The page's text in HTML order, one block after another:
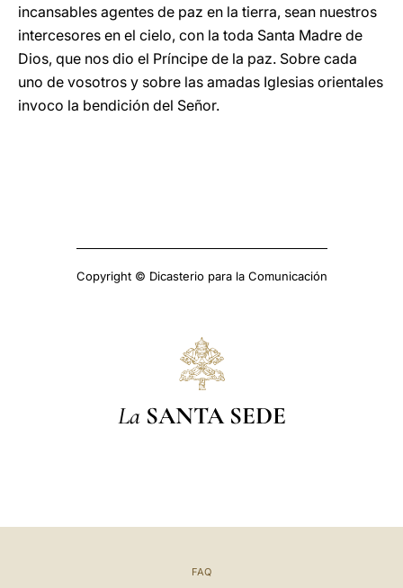
incansables agentes de paz en la tierra, sean nuestros
intercesores en el cielo, con la toda Santa Madre de
Dios, que nos dio el Príncipe de la paz. Sobre cada
uno de vosotros y sobre las amadas Iglesias orientales
invoco la bendición del Señor.
Copyright © Dicasterio para la Comunicación
La SANTA SEDE
FAQ